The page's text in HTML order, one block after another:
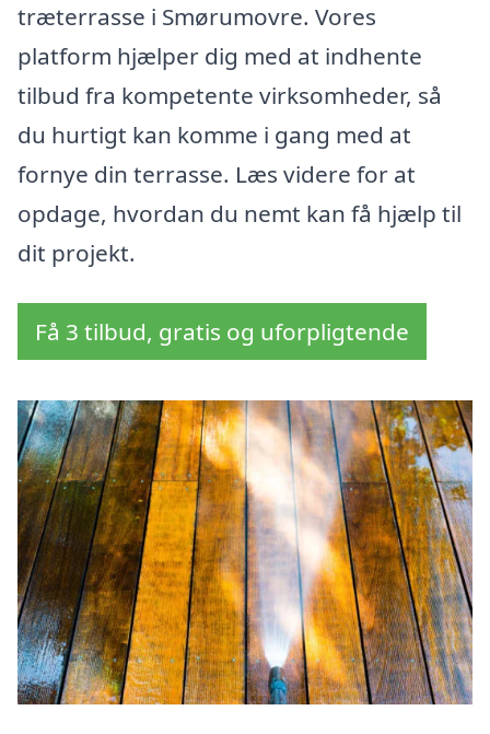
træterrasse i Smørumovre. Vores
platform hjælper dig med at indhente
tilbud fra kompetente virksomheder, så
du hurtigt kan komme i gang med at
fornye din terrasse. Læs videre for at
opdage, hvordan du nemt kan få hjælp til
dit projekt.
Få 3 tilbud, gratis og uforpligtende